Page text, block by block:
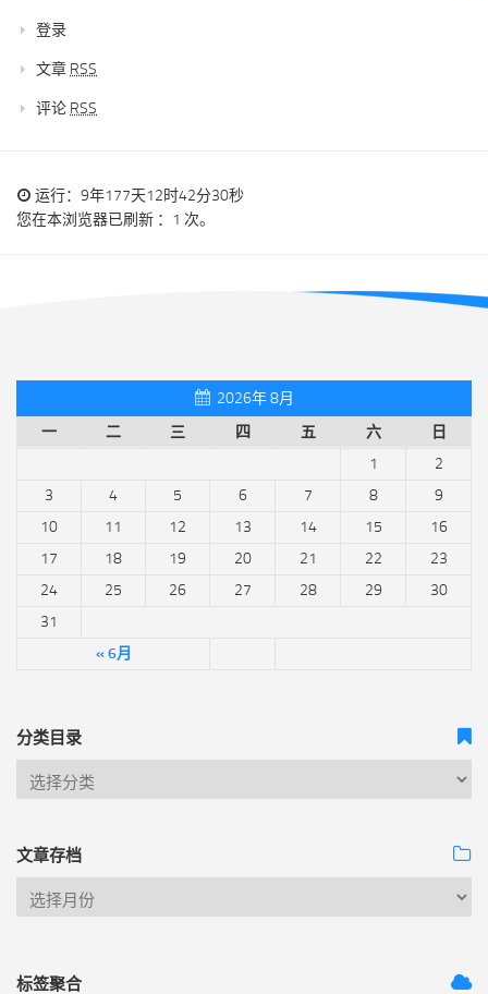
登录
文章 RSS
评论 RSS
运行：9年177天12时42分30秒
您在本浏览器已刷新 ：1 次。
2026年 8月
一
二 三 四 五 六 日
« 6月
1
2
3
4 5 6 7 8
9
10
11 12 13 14 15
16
17
18 19 20 21 22
23
24
25 26 27 28 29
30
31
分类目录
文章存档
标签聚合